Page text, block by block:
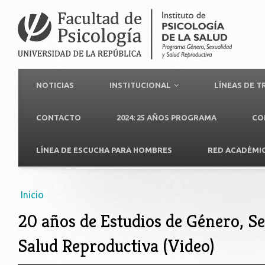
NOTICIAS INSTITUCIONAL LÍNEAS DE
CONTACTO 2024: 25 AÑOS PROGRAMA
LÍNEA DE ESCUCHA PARA HOMBRES RED
Usted está aquí
Inicio
20 años de Estudios de Género,
Salud Reproductiva (Video)